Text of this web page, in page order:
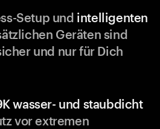
Setup und intelligenten
Geräten sind
und nur für Dich
wasser- und staubdicht
vor extremen